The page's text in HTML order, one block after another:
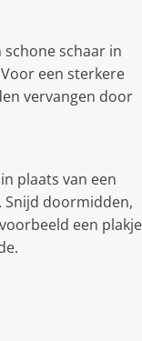
schaar in
een sterkere
vervangen door
plaats van een
doormidden,
een plakje